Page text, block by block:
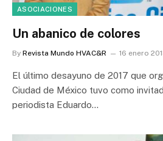
ASOCIACIONES
Un abanico de colores
By Revista Mundo HVAC&R 16 enero
El último desayuno de 2017 que
Ciudad de México tuvo como
periodista Eduardo…